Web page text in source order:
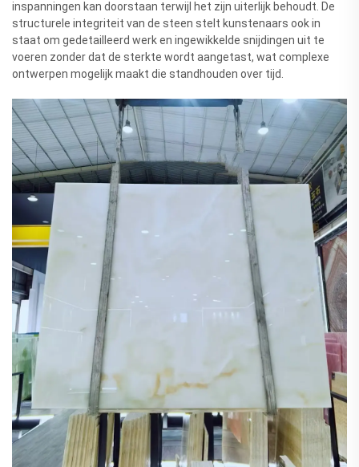
inspanningen kan doorstaan terwijl het zijn uiterlijk behoudt. De
structurele integriteit van de steen stelt kunstenaars ook in
staat om gedetailleerd werk en ingewikkelde snijdingen uit te
voeren zonder dat de sterkte wordt aangetast, wat complexe
ontwerpen mogelijk maakt die standhouden over tijd.